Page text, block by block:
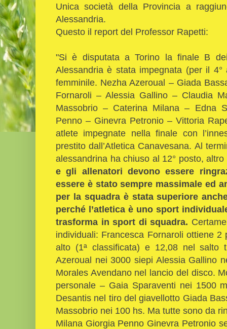
Unica società della Provincia a
Alessandria.
Questo il report del Professor Rapetti:
"Si è disputata a Torino la finale B
Alessandria è stata impegnata (per il
femminile. Nezha Azeroual – Giada
Fornaroli – Alessia Gallino – Claudia
Massobrio – Caterina Milana – Edna
Penno – Ginevra Petronio – Vittoria
atlete impegnate nella finale con
prestito dall’Atletica Canavesana. Al
alessandrina ha chiuso al 12° posto,
e gli allenatori devono essere
essere è stato sempre massimale ed
per la squadra è stata superiore
perché l’atletica è uno sport
trasforma in sport di squadra.
individuali: Francesca Fornaroli ottiene
alto (1ª classificata) e 12,08 nel salto
Azeroual nei 3000 siepi Alessia Gallino
Morales Avendano nel lancio del disco.
personale – Gaia Sparaventi nei 1500
Desantis nel tiro del giavellotto Giada
Massobrio nei 100 hs. Ma tutte sono da
Milana Giorgia Penno Ginevra Petronio